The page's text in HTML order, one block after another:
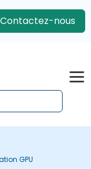
Contactez-nous
GPU